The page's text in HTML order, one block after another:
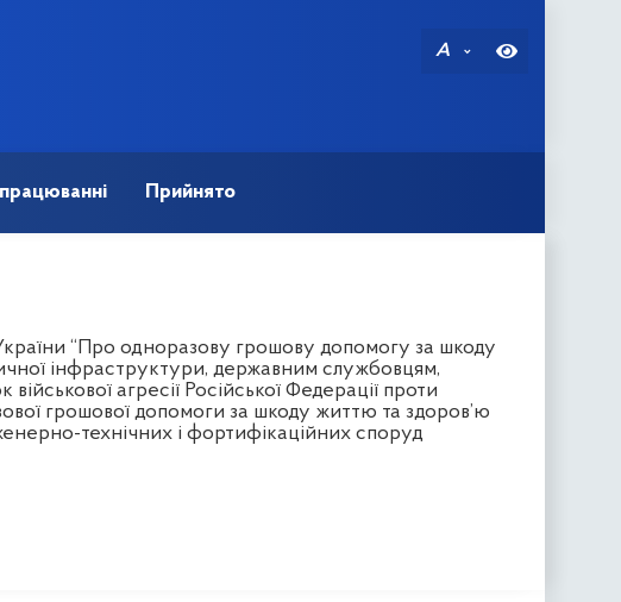
A
Прийнято
“Про одноразову грошову допомогу за шкоду
інфраструктури, державним службовцям,
агресії Російської Федерації проти
грошової допомоги за шкоду життю та здоров’ю
технічних і фортифікаційних споруд